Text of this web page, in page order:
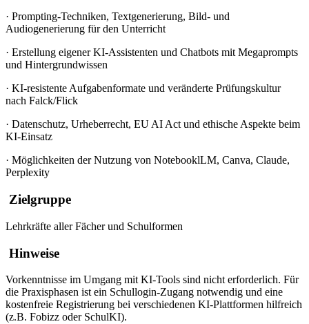
· Prompting-Techniken, Textgenerierung, Bild- und
Audiogenerierung für den Unterricht
· Erstellung eigener KI-Assistenten und Chatbots mit Megaprompts
und Hintergrundwissen
· KI-resistente Aufgabenformate und veränderte Prüfungskultur
nach Falck/Flick
· Datenschutz, Urheberrecht, EU AI Act und ethische Aspekte beim
KI-Einsatz
· Möglichkeiten der Nutzung von NotebooklLM, Canva, Claude,
Perplexity
Zielgruppe
Lehrkräfte aller Fächer und Schulformen
Hinweise
Vorkenntnisse im Umgang mit KI-Tools sind nicht erforderlich. Für
die Praxisphasen ist ein Schullogin-Zugang notwendig und eine
kostenfreie Registrierung bei verschiedenen KI-Plattformen hilfreich
(z.B. Fobizz oder SchulKI).